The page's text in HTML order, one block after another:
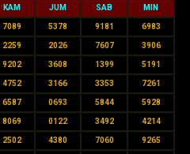
KAM JUM SAB MIN
7089 5378 9181 6983
2259 2026 7607 3906
9202 3608 1399 5191
4752 3166 3353 7261
6587 0693 5844 5928
8069 0122 3492 4214
2502 4380 7060 9265